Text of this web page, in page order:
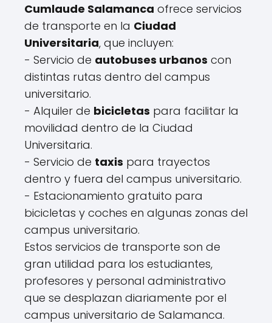
Cumlaude Salamanca ofrece servicios
de transporte en la Ciudad
Universitaria, que incluyen:
- Servicio de autobuses urbanos con
distintas rutas dentro del campus
universitario.
- Alquiler de bicicletas para facilitar la
movilidad dentro de la Ciudad
Universitaria.
- Servicio de taxis para trayectos
dentro y fuera del campus universitario.
- Estacionamiento gratuito para
bicicletas y coches en algunas zonas del
campus universitario.
Estos servicios de transporte son de
gran utilidad para los estudiantes,
profesores y personal administrativo
que se desplazan diariamente por el
campus universitario de Salamanca.